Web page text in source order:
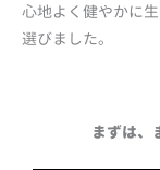
心地よく健やかに
選びました。
まずは、